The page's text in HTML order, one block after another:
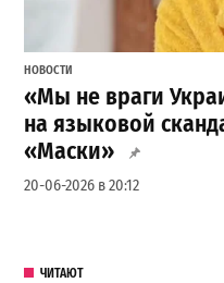
НОВОСТИ
«Мы не враги
на языковой
«Маски»
20-06-2026 в 20:12
ЧИТАЮТ